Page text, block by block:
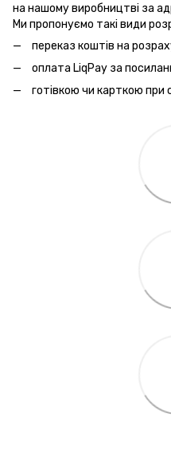
на нашому виробництві за
Ми пропонуємо такі види
переказ коштів на
оплата LiqPay за
готівкою чи карткою при